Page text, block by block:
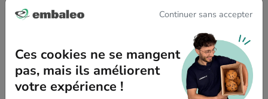
volume important, idéal pour expédier des articles
2 bandes
autoadhésivesplacées sur une patte de 80 mm,
pratique pour les envois aller-retour.
Une perforation simple
facilite l’ouverture sans
Continuer sans accepter
Ces cookies ne se mangent
pas, mais ils améliorent
votre expérience !